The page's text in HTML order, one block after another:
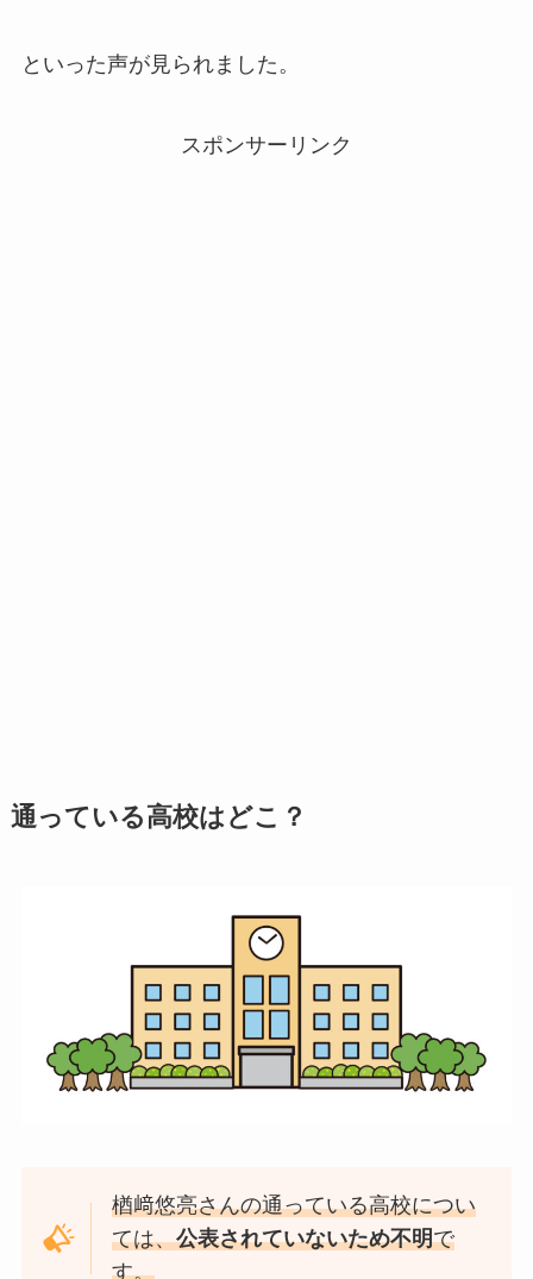
といった声が見られました。
スポンサーリンク
通っている高校はどこ？
楢﨑悠亮さんの通っている高校につい
ては、公表されていないため不明で
す。